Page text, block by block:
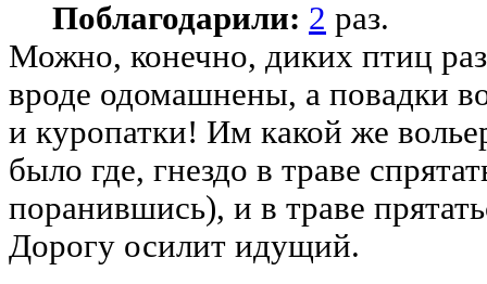
Поблагодарили: 2 раз.
Можно, конечно, диких птиц
вроде одомашнены, а повадки
и куропатки! Им какой же
было где, гнездо в траве
поранившись), и в траве
Дорогу осилит идущий.